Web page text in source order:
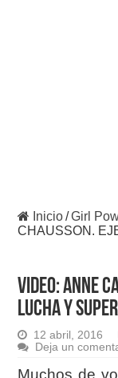
Inicio/Girl
CHAUSSON.
Video: ANNE
LUCHA Y
12 abril, 2016
Deja un
Muchos de